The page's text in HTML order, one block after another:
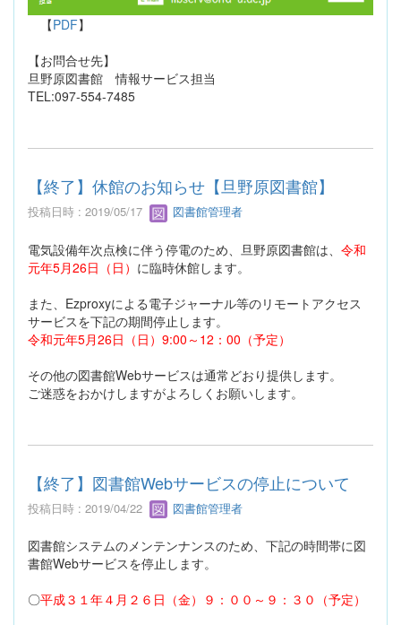
【PDF】
【お問合せ先】
旦野原図書館 情報サービス担当
TEL:097-554-7485
【終了】休館のお知らせ【旦野原図書館】
投稿日時 : 2019/05/17 図書館管理者
電気設備年次点検に伴う停電のため、旦野原図書館は、 令和
元年5月26日（日） に臨時休館します。
また、Ezproxyによる電子ジャーナル等のリモートアクセス
サービスを下記の期間停止します。
令和元年5月26日（日）9:00～12：00（予定）
その他の図書館Webサービスは通常どおり提供します。
ご迷惑をおかけしますがよろしくお願いします。
【終了】図書館Webサービスの停止について
投稿日時 : 2019/04/22 図書館管理者
図書館システムのメンテンナンスのため、下記の時間帯に図
書館Webサービスを停止します。
〇平成３１年４月２６日（金）９：００～９：３０（予定）